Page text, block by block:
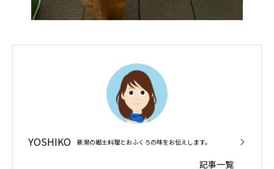
YOSHIKO 新潟の郷土料理とおふくろの味をお伝えします。
記事一覧